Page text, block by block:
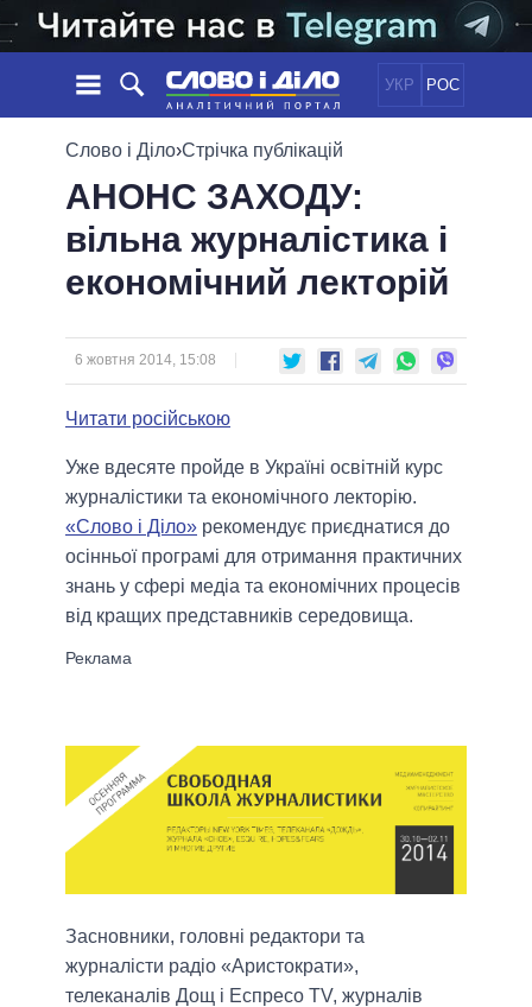
УКР РОС
НОВИНИ
СТРІЧКА
ПОДІЇ
СТАТТІ
ОГЛЯДИ
ПОЛІТИКА
ЕКОНОМІКА
СУСПІЛЬСТВО
ОБIЦЯНКИ
ПОЛIТИКИ
ПРЕЗИДЕНТ І ОФІС
КАБІНЕТ МІНІСТРІВ
МЕРИ МІСТ
ВСІ ПЕРСОНИ
ВІДЕО
ПІДТРИМАТИ
ПОРІВНЯННЯ ПОЛІТИКІВ
Слово і Діло›Стрічка публікацій
АНОНС ЗАХОДУ:
вільна журналістика і
економічний лекторій
6 жовтня 2014, 15:08
Читати російською
Уже вдесяте пройде в Україні освітній курс
журналістики та економічного лекторію.
«Слово і Діло» рекомендує приєднатися до
осінньої програмі для отримання практичних
знань у сфері медіа та економічних процесів
від кращих представників середовища.
Засновники, головні редактори та
журналісти радіо «Аристократи»,
телеканалів Дощ і Еспресо TV, журналів